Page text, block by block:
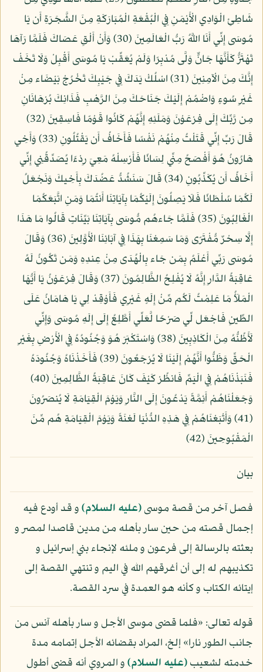
شَاطِئِ الْوَادِي الْأَيْمَنِ فِي الْبُقْعَةِ الْمُبَارَكَةِ مِنَ الشَّجَرَةِ أَن يَا
مُوسَى إِنِّي أَنَا اللَّهُ رَبُّ الْعَالَمِينَ (30) وَأَنْ أَلْقِ عَصَاكَ فَلَمَّا رَآهَا
تَهْتَزُّ كَأَنَّهَا جَانٌّ وَلَّى مُدْبِرًا وَلَمْ يُعَقِّبْ يَا مُوسَى أَقْبِلْ وَلَا تَخَفْ
إِنَّكَ مِنَ الْآمِنِينَ (31) اسْلُكْ يَدَكَ فِي جَيْبِكَ تَخْرُجْ بَيْضَاء مِنْ
غَيْرِ سُوءٍ وَاضْمُمْ إِلَيْكَ جَنَاحَكَ مِنَ الرَّهْبِ فَذَانِكَ بُرْهَانَانِ
مِن رَّبِّكَ إِلَى فِرْعَوْنَ وَمَلَئِهِ إِنَّهُمْ كَانُوا قَوْمًا فَاسِقِينَ (32)
قَالَ رَبِّ إِنِّي قَتَلْتُ مِنْهُمْ نَفْسًا فَأَخَافُ أَن يَقْتُلُونِ (33) وَأَخِي
هَارُونُ هُوَ أَفْصَحُ مِنِّي لِسَانًا فَأَرْسِلْهُ مَعِيَ رِدْءًا يُصَدِّقُنِي إِنِّي
أَخَافُ أَن يُكَذِّبُونِ (34) قَالَ سَنَشُدُّ عَضُدَكَ بِأَخِيكَ وَنَجْعَلُ
لَكُمَا سُلْطَانًا فَلَا يَصِلُونَ إِلَيْكُمَا بِآيَاتِنَا أَنتُمَا وَمَنِ اتَّبَعَكُمَا
الْغَالِبُونَ (35) فَلَمَّا جَاءهُم مُّوسَى بِآيَاتِنَا بَيِّنَاتٍ قَالُوا مَا هَذَا
إِلَّا سِحْرٌ مُّفْتَرًى وَمَا سَمِعْنَا بِهَذَا فِي آبَائِنَا الْأَوَّلِينَ (36) وَقَالَ
مُوسَى رَبِّي أَعْلَمُ بِمَن جَاء بِالْهُدَى مِنْ عِندِهِ وَمَن تَكُونُ لَهُ
عَاقِبَةُ الدَّارِ إِنَّهُ لَا يُفْلِحُ الظَّالِمُونَ (37) وَقَالَ فِرْعَوْنُ يَا أَيُّهَا
الْمَلَأُ مَا عَلِمْتُ لَكُم مِّنْ إِلَهٍ غَيْرِي فَأَوْقِدْ لِي يَا هَامَانُ عَلَى
الطِّينِ فَاجْعَل لِّي صَرْحًا لَّعَلِّي أَطَّلِعُ إِلَى إِلَهِ مُوسَى وَإِنِّي
لَأَظُنُّهُ مِنَ الْكَاذِبِينَ (38) وَاسْتَكْبَرَ هُوَ وَجُنُودُهُ فِي الْأَرْضِ بِغَيْرِ
الْحَقِّ وَظَنُّوا أَنَّهُمْ إِلَيْنَا لَا يُرْجَعُونَ (39) فَأَخَذْنَاهُ وَجُنُودَهُ
فَنَبَذْنَاهُمْ فِي الْيَمِّ فَانظُرْ كَيْفَ كَانَ عَاقِبَةُ الظَّالِمِينَ (40)
وَجَعَلْنَاهُمْ أَئِمَّةً يَدْعُونَ إِلَى النَّارِ وَيَوْمَ الْقِيَامَةِ لَا يُنصَرُونَ
(41) وَأَتْبَعْنَاهُمْ فِي هَذِهِ الدُّنْيَا لَعْنَةً وَيَوْمَ الْقِيَامَةِ هُم مِّنَ
الْمَقْبُوحِينَ (42)
بيان
فصل آخر من قصة موسى(عليه السلام)و قد أودع فيه
إجمال قصته من حين سار بأهله من مدين قاصدا لمصر و
بعثته بالرسالة إلى فرعون و ملئه لإنجاء بني إسرائيل و
تكذيبهم له إلى أن أغرقهم الله في اليم و تنتهي القصة إلى
إيتائه الكتاب و كأنه هو العمدة في سرد القصة.
قوله تعالى: «فلما قضى موسى الأجل و سار بأهله آنس من
جانب الطور نارا» إلخ، المراد بقضائه الأجل إتمامه مدة
خدمته لشعيب(عليه السلام)و المروي أنه قضى أطول